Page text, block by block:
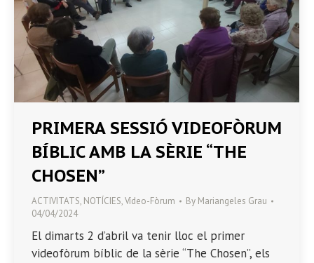
PRIMERA SESSIÓ VIDEOFÒRUM
BÍBLIC AMB LA SÈRIE “THE
CHOSEN”
ACTIVITATS, NOTÍCIES,Vídeo-Fòrum By Mariangeles Grau
04/04/2024
El dimarts 2 d’abril va tenir lloc el primer
videofòrum bíblic de la sèrie “The Chosen”, els